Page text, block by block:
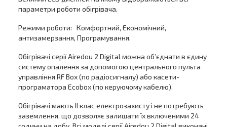
параметри роботи обігрівача.
Режими роботи: Комфортний, Економічний,
антизамерзання, Програмування.
Обігрівачі серії Airedou 2 Digital можна об’єднати в єдину
систему опалення за допомогою центрального пульта
управління RF Box (по радіосигналу) або касети-
програматора Ecobox (по керуючому кабелю).
Обігрівачі мають II клас електрозахисту і не потребують
заземлення, що дозволяє залишати їх включеними 24